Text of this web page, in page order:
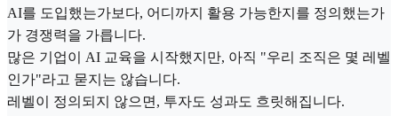
AI를 도입했는가보다, 어디까지 활용 가능한지를 정의했는가
가 경쟁력을 가릅니다.
많은 기업이 AI 교육을 시작했지만, 아직 "우리 조직은 몇 레벨
인가"라고 묻지는 않습니다.
레벨이 정의되지 않으면, 투자도 성과도 흐릿해집니다.